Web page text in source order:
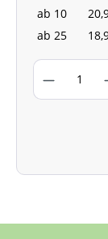
ab 10
ab 25